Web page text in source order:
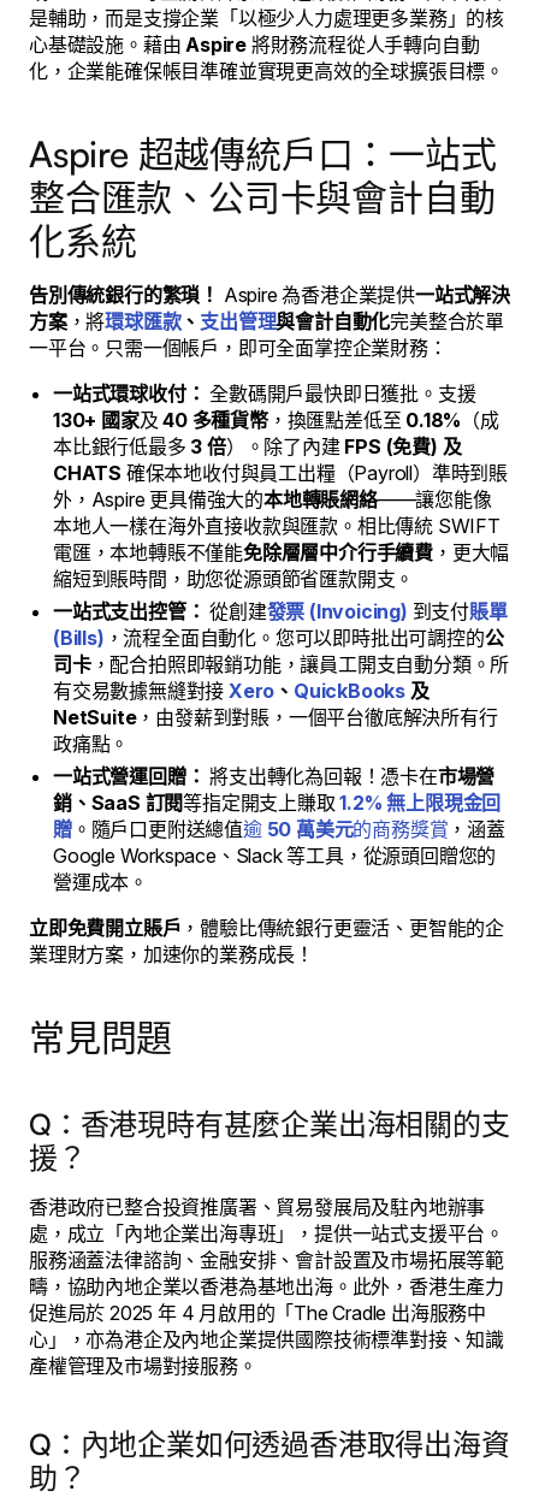
是輔助，而是支撐企業「以極少人力處理更多業務」的核
心基礎設施。藉由Aspire 將財務流程從人手轉向自動
化，企業能確保帳目準確並實現更高效的全球擴張目標。
Aspire 超越傳統戶口：一站式
整合匯款、公司卡與會計自動
化系統
告別傳統銀行的繁瑣！ Aspire 為香港企業提供一站式解決
方案，將環球匯款、 支出管理與會計自動化完美整合於單
一平台。只需一個帳戶，即可全面掌控企業財務：
一站式環球收付： 全數碼開戶最快即日獲批。支援
130+ 國家及40 多種貨幣，換匯點差低至 0.18% （成
本比銀行低最多 3 倍）。除了內建 FPS (免費) 及
CHATS 確保本地收付與員工出糧（Payroll）準時到賬
外，Aspire 更具備強大的本地轉賬網絡——讓您能像
本地人一樣在海外直接收款與匯款。相比傳統 SWIFT
電匯，本地轉賬不僅能免除層層中介行手續費 ，更大幅
縮短到賬時間，助您從源頭節省匯款開支。
一站式支出控管： 從創建發票 (Invoicing) 到支付賬單
(Bills) ，流程全面自動化。您可以即時批出可調控的公
司卡，配合拍照即報銷功能，讓員工開支自動分類。所
有交易數據無縫對接Xero 、 QuickBooks 及
NetSuite，由發薪到對賬，一個平台徹底解決所有行
政痛點。
一站式營運回贈： 將支出轉化為回報！憑卡在市場營
銷、SaaS 訂閱等指定開支上賺取1.2% 無上限現金回
贈。隨戶口更附送總值逾 50 萬美元的商務獎賞 ，涵蓋
Google Workspace、Slack 等工具，從源頭回贈您的
營運成本。
立即免費開立賬戶 ，體驗比傳統銀行更靈活、更智能的企
業理財方案，加速你的業務成長！
常見問題
Q：香港現時有甚麼企業出海相關的支
援？
香港政府已整合投資推廣署、貿易發展局及駐內地辦事
處，成立「內地企業出海專班」，提供一站式支援平台。
服務涵蓋法律諮詢、金融安排、會計設置及市場拓展等範
疇，協助內地企業以香港為基地出海。此外，香港生產力
促進局於 2025 年 4 月啟用的「The Cradle 出海服務中
心」，亦為港企及內地企業提供國際技術標準對接、知識
產權管理及市場對接服務。
Q：內地企業如何透過香港取得出海資
助？